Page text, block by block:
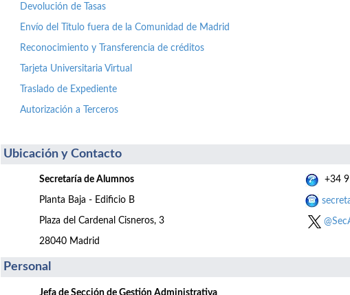
Devolución de Tasas
Envío del Título fuera de la Comunidad de Madrid
Reconocimiento y Transferencia de créditos
Tarjeta Universitaria Virtual
Traslado de Expediente
Autorización a Terceros
Ubicación y Contacto
Secretaría de Alumnos
Planta Baja - Edificio B
Plaza del Cardenal Cisneros, 3
28040 Madrid
+34
Personal
Jefa de Sección de Gestión Administrativa